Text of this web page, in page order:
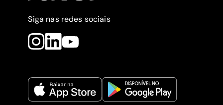
Siga nas redes sociais